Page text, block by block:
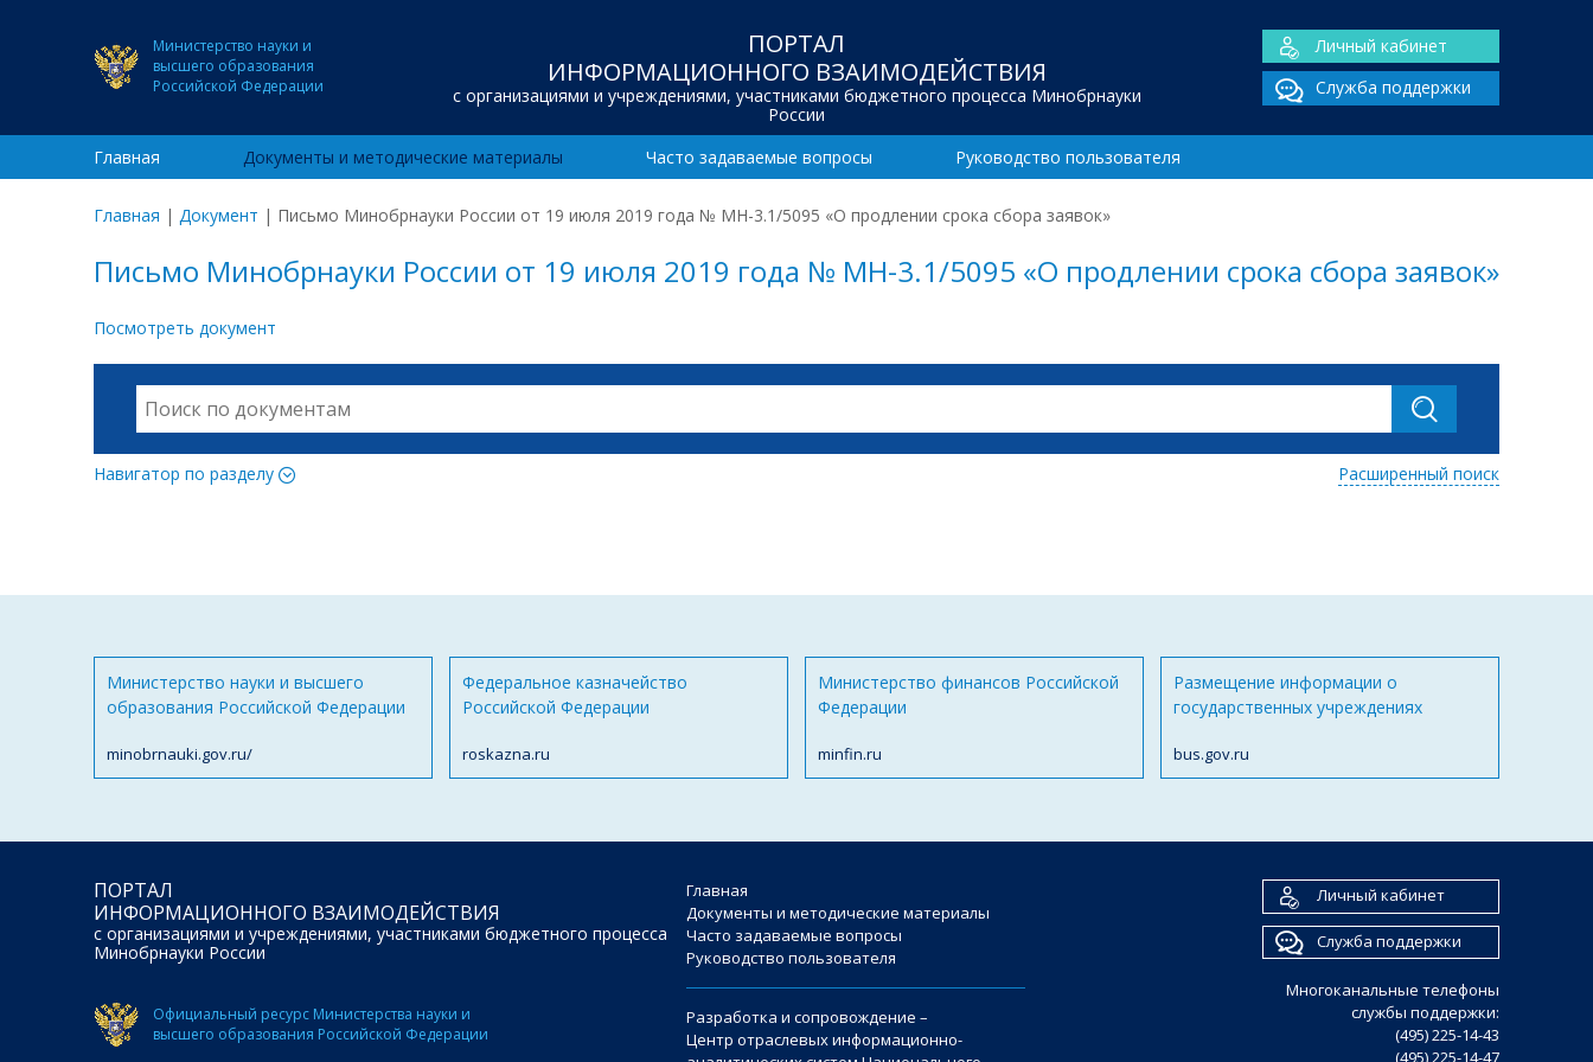
Министерство науки и
высшего образования
Российской Федерации
ПОРТАЛ
ИНФОРМАЦИОННОГО ВЗАИМОДЕЙСТВИЯ
с организациями и учреждениями, участниками бюджетного процесса Минобрнауки
России
Личный кабинет
Служба поддержки
Главная Документы и методические материалы Часто задаваемые вопросы Руководство пользователя
Главная | Документ | Письмо Минобрнауки России от 19 июля 2019 года № МН-3.1/5095 «О продлении срока сбора заявок»
Письмо Минобрнауки России от 19 июля 2019 года № МН-3.1/5095 «О продлении срока сбора заявок»
Посмотреть документ
Навигатор по разделу Расширенный поиск
Министерство науки и высшего
образования Российской Федерации
minobrnauki.gov.ru/
Федеральное казначейство
Российской Федерации
roskazna.ru
Министерство финансов Российской
Федерации
minfin.ru
Размещение информации о
государственных учреждениях
bus.gov.ru
ПОРТАЛ
ИНФОРМАЦИОННОГО ВЗАИМОДЕЙСТВИЯ
с организациями и учреждениями, участниками бюджетного процесса
Минобрнауки России
Официальный ресурс Министерства науки и
высшего образования Российской Федерации
Главная
Документы и методические материалы
Часто задаваемые вопросы
Руководство пользователя
Разработка и сопровождение –
Центр отраслевых информационно-
Личный кабинет
Служба поддержки
Многоканальные телефоны
службы поддержки:
(495) 225-14-43
(495) 225-14-47